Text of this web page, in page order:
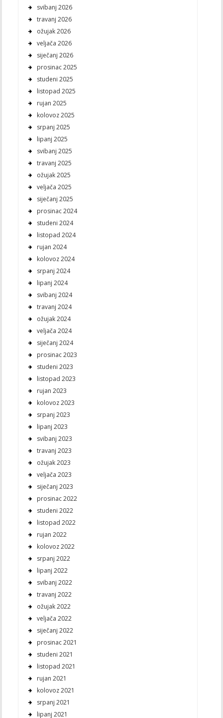
svibanj 2026
travanj 2026
ožujak 2026
veljača 2026
siječanj 2026
prosinac 2025
studeni 2025
listopad 2025
rujan 2025
kolovoz 2025
srpanj 2025
lipanj 2025
svibanj 2025
travanj 2025
ožujak 2025
veljača 2025
siječanj 2025
prosinac 2024
studeni 2024
listopad 2024
rujan 2024
kolovoz 2024
srpanj 2024
lipanj 2024
svibanj 2024
travanj 2024
ožujak 2024
veljača 2024
siječanj 2024
prosinac 2023
studeni 2023
listopad 2023
rujan 2023
kolovoz 2023
srpanj 2023
lipanj 2023
svibanj 2023
travanj 2023
ožujak 2023
veljača 2023
siječanj 2023
prosinac 2022
studeni 2022
listopad 2022
rujan 2022
kolovoz 2022
srpanj 2022
lipanj 2022
svibanj 2022
travanj 2022
ožujak 2022
veljača 2022
siječanj 2022
prosinac 2021
studeni 2021
listopad 2021
rujan 2021
kolovoz 2021
srpanj 2021
lipanj 2021